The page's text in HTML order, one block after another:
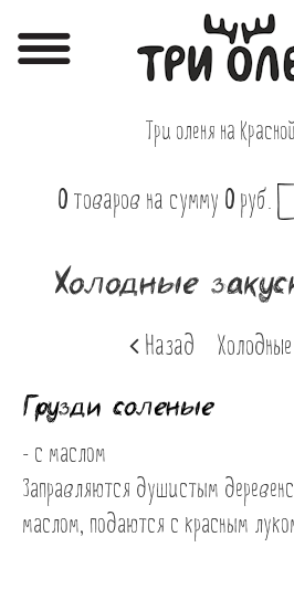
Фотоотчёты
Акции
Наши заведения
Вакансии
Банкеты
Три оленя на
0 товаров на сумму 0 руб.
Холодные
Назад
Грузди соленые
- с маслом
Заправляются душистым
маслом, подаются с красным